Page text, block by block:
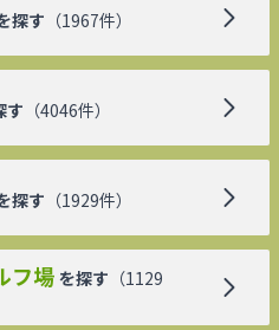
探す （1967件）
す （4046件）
探す （1929件）
フ場 を探す （1129